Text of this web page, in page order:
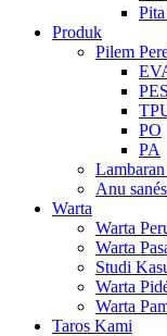
Produk
Pilem
PES
PO
PA
Anu
Warta
Warta
Warta
Studi
Warta
Warta
Taros Kami